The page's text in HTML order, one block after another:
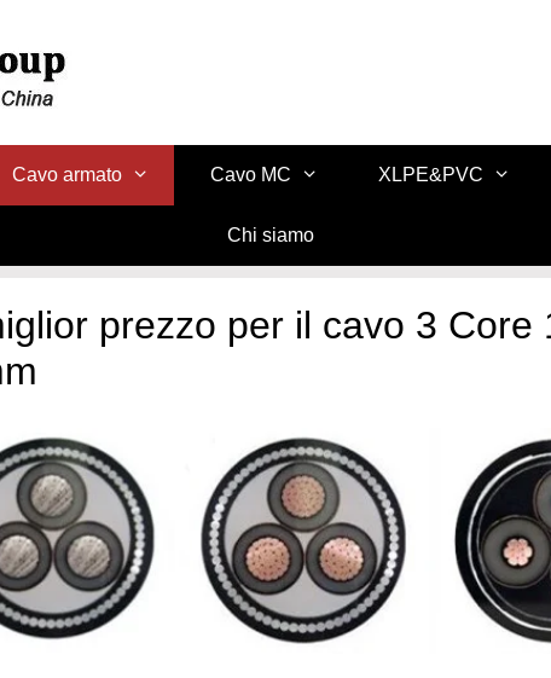
Cavo armato Cavo MC XLPE&PVC
Chi siamo
prezzo per il cavo 3 Core